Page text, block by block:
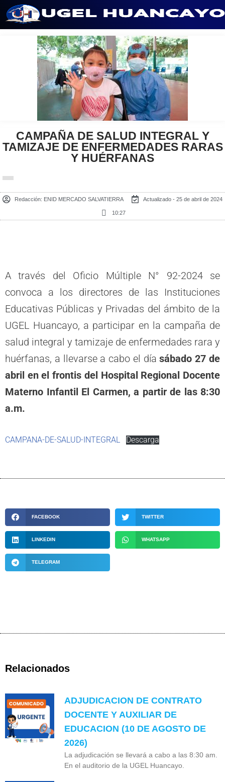
contenido
CAMPAÑA DE SALUD INTEGRAL Y
TAMIZAJE DE ENFERMEDADES RARAS
Y HUÉRFANAS
Redacción: ENID MERCADO SALVATIERRA Actualizado - 25 de abril de 2024
10:27
A través del Oficio Múltiple N° 92-2024 se
convoca a los directores de las Instituciones
Educativas Públicas y Privadas del ámbito de la
UGEL Huancayo, a participar en la campaña de
salud integral y tamizaje de enfermedades rara y
huérfanas, a llevarse a cabo el díasábado 27 de
abril en el frontis del Hospital Regional Docente
Materno Infantil El Carmen, a partir de las 8:30
a.m.
CAMPANA-DE-SALUD-INTEGRAL Descarga
FACEBOOK TWITTER
LINKEDIN WHATSAPP
TELEGRAM
Relacionados
ADJUDICACION DE CONTRATO
DOCENTE Y AUXILIAR DE
EDUCACION (10 DE AGOSTO DE
2026)
La adjudicación se llevará a cabo a las 8:30 am.
En el auditorio de la UGEL Huancayo.